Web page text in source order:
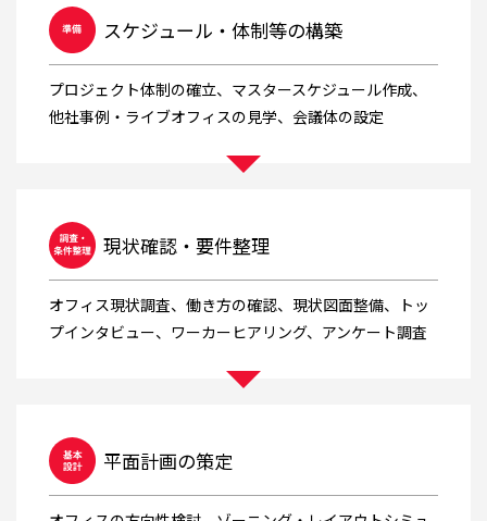
スケジュール・体制等の構築
プロジェクト体制の確立、マスタースケジュール作成、
他社事例・ライブオフィスの見学、会議体の設定
現状確認・要件整理
オフィス現状調査、働き方の確認、現状図面整備、トッ
プインタビュー、ワーカーヒアリング、アンケート調査
平面計画の策定